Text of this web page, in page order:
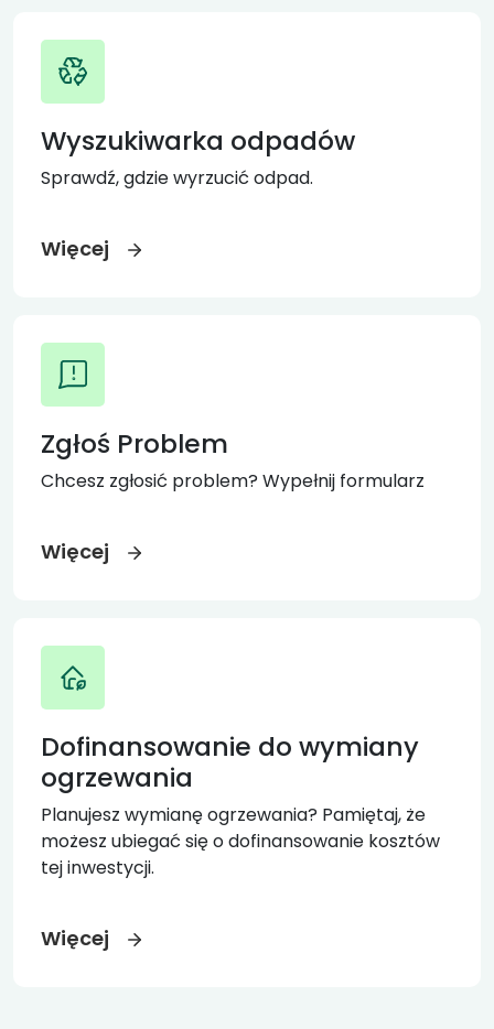
Wyszukiwarka odpadów
Sprawdź, gdzie wyrzucić odpad.
Więcej
Zgłoś Problem
Chcesz zgłosić problem? Wypełnij formularz
Więcej
Dofinansowanie do wymiany
ogrzewania
Planujesz wymianę ogrzewania? Pamiętaj, że
możesz ubiegać się o dofinansowanie kosztów
tej inwestycji.
Więcej